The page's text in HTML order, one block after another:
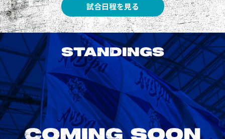
試合日程を見る
STANDINGS